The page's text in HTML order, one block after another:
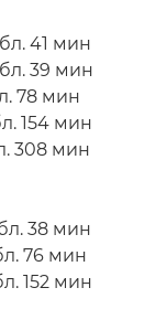
41 мин
39 мин
78 мин
154 мин
308 мин
38 мин
76 мин
152 мин